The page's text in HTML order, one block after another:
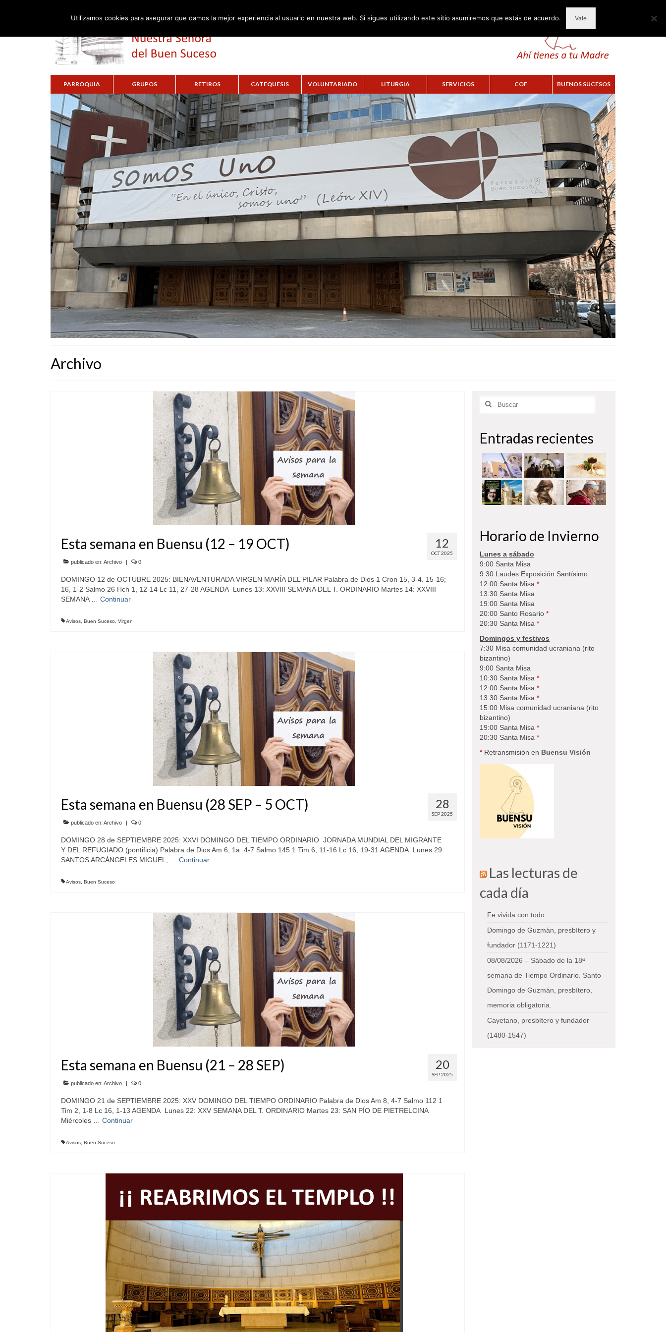
PARROQUIA GRUPOS RETIROS CATEQUESIS VOLUNTARIADO LITURGIA SERVICIOS COF BUENOS SUCESOS
Archivo
12
OCT 2025
Esta semana en Buensu (12 – 19 OCT)
publicado en: Archivo | 0
DOMINGO 12 de OCTUBRE 2025: BIENAVENTURADA VIRGEN MARÍA DEL PILAR Palabra de Dios 1 Cron 15, 3-4. 15-16;
16, 1-2 Salmo 26 Hch 1, 12-14 Lc 11, 27-28 AGENDA Lunes 13: XXVIII SEMANA DEL T. ORDINARIO Martes 14: XXVIII
SEMANA … Continuar
Avisos Buen Suceso Virgen
28
SEP 2025
Esta semana en Buensu (28 SEP – 5 OCT)
publicado en: Archivo | 0
DOMINGO 28 de SEPTIEMBRE 2025: XXVI DOMINGO DEL TIEMPO ORDINARIO JORNADA MUNDIAL DEL MIGRANTE
Y DEL REFUGIADO (pontificia) Palabra de Dios Am 6, 1a. 4-7 Salmo 145 1 Tim 6, 11-16 Lc 16, 19-31 AGENDA Lunes 29:
SANTOS ARCÁNGELES MIGUEL, … Continuar
Avisos Buen Suceso
20
SEP 2025
Esta semana en Buensu (21 – 28 SEP)
publicado en: Archivo | 0
DOMINGO 21 de SEPTIEMBRE 2025: XXV DOMINGO DEL TIEMPO ORDINARIO Palabra de Dios Am 8, 4-7 Salmo 112 1
Tim 2, 1-8 Lc 16, 1-13 AGENDA Lunes 22: XXV SEMANA DEL T. ORDINARIO Martes 23: SAN PÍO DE PIETRELCINA
Miércoles … Continuar
Avisos Buen Suceso
Buscar
por:
Entradas recientes
Horario de Invierno
Lunes a sábado
9:00 Santa Misa
9:30 Laudes Exposición Santísimo
12:00 Santa Misa*
13:30 Santa Misa
19:00 Santa Misa
20:00 Santo Rosario*
20:30 Santa Misa*
Domingos y festivos
7:30 Misa comunidad ucraniana (rito
bizantino)
9:00 Santa Misa
10:30 Santa Misa*
12:00 Santa Misa*
13:30 Santa Misa*
15:00 Misa comunidad ucraniana (rito
bizantino)
19:00 Santa Misa*
20:30 Santa Misa*
*Retransmisión en Buensu Visión
Las lecturas de
cada día
Fe vivida con todo
Domingo de Guzmán, presbítero y
fundador (1171-1221)
08/08/2026 – Sábado de la 18ª
semana de Tiempo Ordinario. Santo
Domingo de Guzmán, presbítero,
memoria obligatoria.
Cayetano, presbítero y fundador
(1480-1547)
Utilizamos cookies para asegurar que damos la mejor experiencia al usuario en nuestra web. Si sigues utilizando este sitio asumiremos que estás de acuerdo. Vale